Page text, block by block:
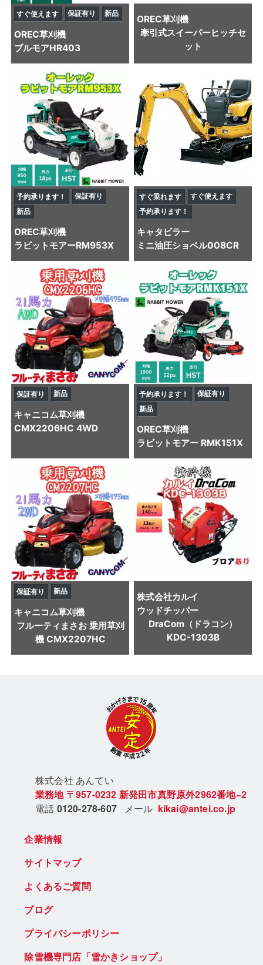
すぐ使えます 保証有り 新品
OREC草刈機
ブルモアHR403
OREC草刈機
牽引式スイーパーヒッチセ
ット
予約承ります！
保証有り
新品
OREC草刈機
ラビットモアーRM953X
すぐ乗れます
すぐ使えます
予約承ります！
キャタビラー
ミニ油圧ショベル008CR
保証有り 新品
キャニコム草刈機
CMX2206HC 4WD
予約承ります！
保証有り
新品
OREC草刈機
ラビットモアー RMK151X
保証有り 新品
キャニコム草刈機
フルーティまさお 乗用草刈
機 CMX2207HC
株式会社カルイ
ウッドチッパー
DraCom（ドラコン）
KDC-1303B
株式会社 あんてい
業務地 〒957-0232 新発田市真野原外2962番地−2
電話 0120-278-607 メール kikai@antei.co.jp
企業情報
サイトマップ
よくあるご質問
ブログ
プライバシーポリシー
除雪機専門店「雪かきショップ」